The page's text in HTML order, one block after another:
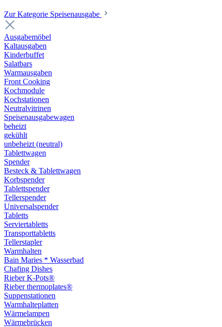
Zur Kategorie Speisenausgabe
Ausgabemöbel
Kaltausgaben
Kinderbuffet
Salatbars
Warmausgaben
Front Cooking
Kochmodule
Kochstationen
Neutralvitrinen
Speisenausgabewagen
beheizt
gekühlt
unbeheizt (neutral)
Tablettwagen
Spender
Besteck & Tablettwagen
Korbspender
Tablettspender
Tellerspender
Universalspender
Tabletts
Serviertabletts
Transporttabletts
Tellerstapler
Warmhalten
Bain Maries * Wasserbad
Chafing Dishes
Rieber K-Pots®
Rieber thermoplates®
Suppenstationen
Warmhalteplatten
Wärmelampen
Wärmebrücken